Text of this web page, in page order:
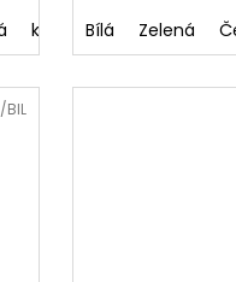
khaki Tyrkysová
Bílá Zelená
BIL